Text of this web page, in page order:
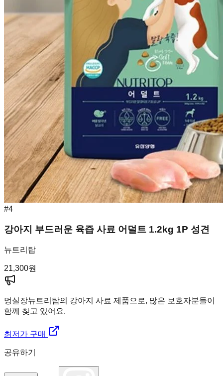
#4
강아지 부드러운 육즙 사료 어덜트 1.2kg 1P 성견
뉴트리탑
21,300원
멍실장뉴트리탑의 강아지 사료 제품으로, 많은 보호자분들이
함께 찾고 있어요.
최저가 구매
공유하기